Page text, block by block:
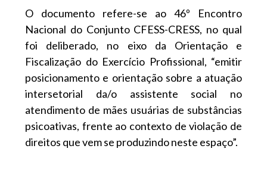
O documento refere-se ao 46º Encontro
Nacional do Conjunto CFESS-CRESS, no qual
foi deliberado, no eixo da Orientação e
Fiscalização do Exercício Profissional, “emitir
posicionamento e orientação sobre a atuação
intersetorial da/o assistente social no
atendimento de mães usuárias de substâncias
psicoativas, frente ao contexto de violação de
direitos que vem se produzindo neste espaço”.